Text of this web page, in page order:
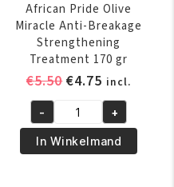
African Pride Olive
Miracle Anti-Breakage
Strengthening
Treatment 170 gr
€5.50
was:
€5.50.
€4.75 Huidige
prijs
is:
€4.75.
incl.
African
Pride
Olive
- +
In Winkelmand